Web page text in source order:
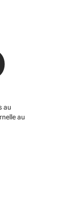
au
au